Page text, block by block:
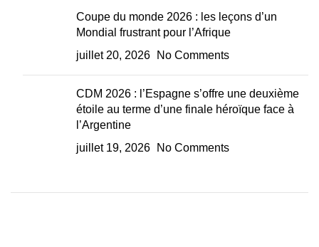
Coupe du monde 2026 : les leçons d’un
Mondial frustrant pour l’Afrique
juillet 20, 2026
No Comments
CDM 2026 : l’Espagne s’offre une deuxième
étoile au terme d’une finale héroïque face à
l’Argentine
juillet 19, 2026
No Comments